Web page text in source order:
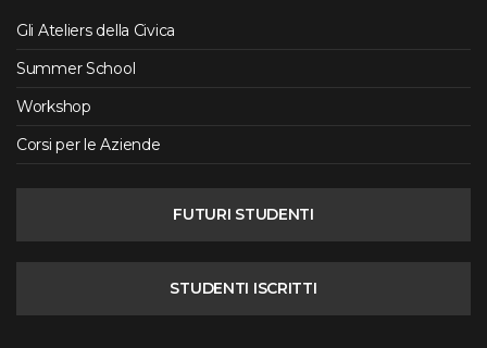
Gli Ateliers della Civica
Summer School
Workshop
Corsi per le Aziende
FUTURI STUDENTI
STUDENTI ISCRITTI